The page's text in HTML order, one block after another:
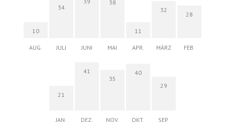
10
AUG.
34
JULI JUNI
38
MAI
11
APR.
32
MÄRZ
28
FEB.
21
JAN.
41
DEZ.
35
NOV.
40
OKT.
29
SEP.